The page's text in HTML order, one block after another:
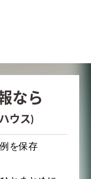
なら
ウス)
を保存